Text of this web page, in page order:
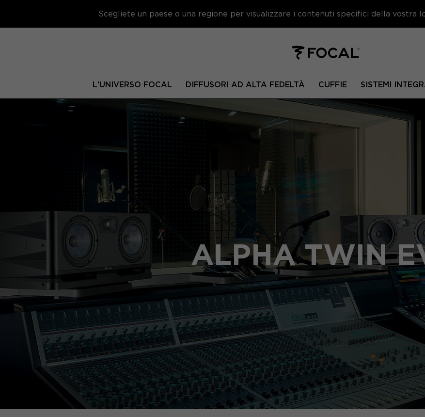
Scegliete un paese o una regione per visualizzare i contenuti specifici della vostra
L'UNIVERSO FOCAL DIFFUSORI AD ALTA FEDELTÀ CUFFIE SISTEMI
ALPHA TWIN